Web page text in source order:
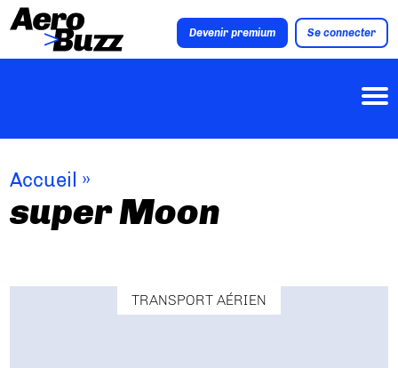
Devenir premium Se connecter
Accueil »
super Moon
TRANSPORT AÉRIEN